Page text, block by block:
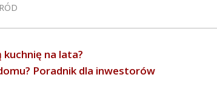
na lata?
Poradnik dla inwestorów